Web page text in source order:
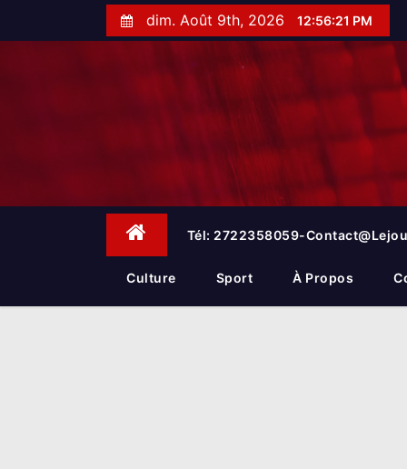
t
dim. Août 9th, 2026 12:56:22 PM
Tél: 2722358059-
Culture Sport À Propos